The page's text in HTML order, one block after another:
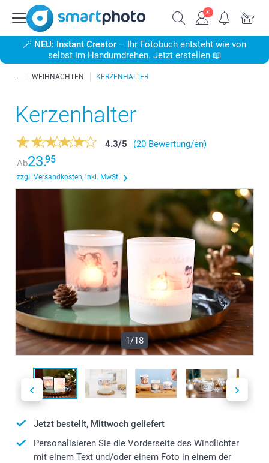
🪄 NEU: Instant Creator – Ihr Fotobuch entsteht wie von
selbst im Handumdrehen. Jetzt erstellen 📖
WEIHNACHTEN KERZENHALTER
Kerzenhalter
4.3/5
(20 Bewertung/en)
Ab23.95
zzgl. Versandkosten, inkl. MwSt
1/18
Jetzt bestellt, Mittwoch geliefert
Personalisieren Sie die Vorderseite des Windlichter
mit einem Text und/oder einem Foto in einem der